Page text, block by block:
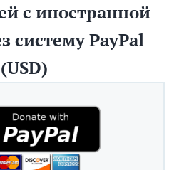
с иностранной
систему PayPal
(USD)